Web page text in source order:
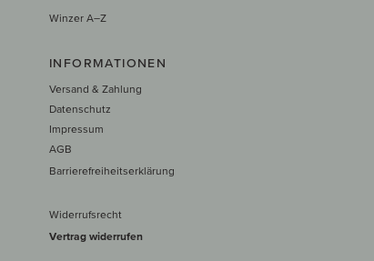
Winzer A–Z
INFORMATIONEN
Versand & Zahlung
Datenschutz
Impressum
AGB
Barrierefreiheitserklärung
Widerrufsrecht
Vertrag widerrufen